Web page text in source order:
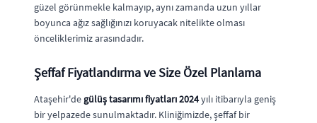
güzel görünmekle kalmayıp, aynı zamanda uzun yıllar
boyunca ağız sağlığınızı koruyacak nitelikte olması
önceliklerimiz arasındadır.
Şeffaf Fiyatlandırma ve Size Özel Planlama
Ataşehir'de gülüş tasarımı fiyatları 2024yılı itibarıyla geniş
bir yelpazede sunulmaktadır. Kliniğimizde, şeffaf bir